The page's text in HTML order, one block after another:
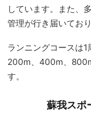
しています。また、
管理が行き届いてお
ランニングコースは
200m、400m、
す。
蘇我スポ